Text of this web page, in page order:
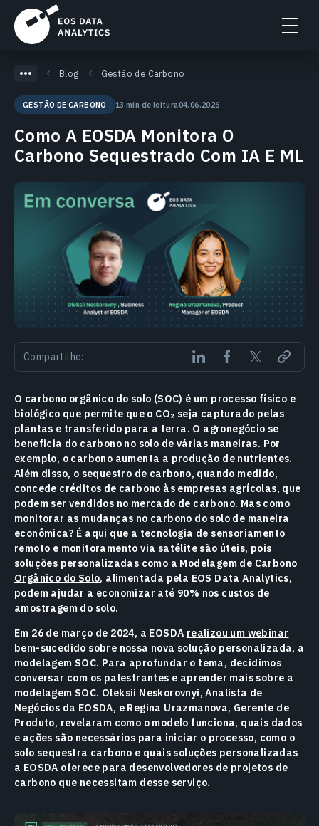
Blog Gestão de Carbono
GESTÃO DE CARBONO 13 min de leitura04.06.2026
Como A EOSDA Monitora O
Carbono Sequestrado Com IA E ML
Compartilhe:
O carbono orgânico do solo (SOC) é um processo físico e
biológico que permite que o CO₂ seja capturado pelas
plantas e transferido para a terra. O agronegócio se
beneficia do carbono no solo de várias maneiras. Por
exemplo, o carbono aumenta a produção de nutrientes.
Além disso, o sequestro de carbono, quando medido,
concede créditos de carbono às empresas agrícolas, que
podem ser vendidos no mercado de carbono. Mas como
monitorar as mudanças no carbono do solo de maneira
econômica? É aqui que a tecnologia de sensoriamento
remoto e monitoramento via satélite são úteis, pois
soluções personalizadas como a Modelagem de Carbono
Orgânico do Solo, alimentada pela EOS Data Analytics,
podem ajudar a economizar até 90% nos custos de
amostragem do solo.
Em 26 de março de 2024, a EOSDA realizou um webinar
bem-sucedido sobre nossa nova solução personalizada, a
modelagem SOC. Para aprofundar o tema, decidimos
conversar com os palestrantes e aprender mais sobre a
modelagem SOC. Oleksii Neskorovnyi, Analista de
Negócios da EOSDA, e Regina Urazmanova, Gerente de
Produto, revelaram como o modelo funciona, quais dados
e ações são necessários para iniciar o processo, como o
solo sequestra carbono e quais soluções personalizadas
a EOSDA oferece para desenvolvedores de projetos de
carbono que necessitam desse serviço.